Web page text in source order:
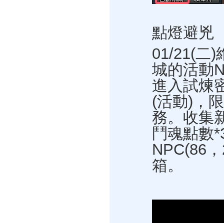
點燈避兇
01/21(二)
城的活動
進入試煉
(活動)，
務。收集
鬥魂點數
NPC(86
箱。